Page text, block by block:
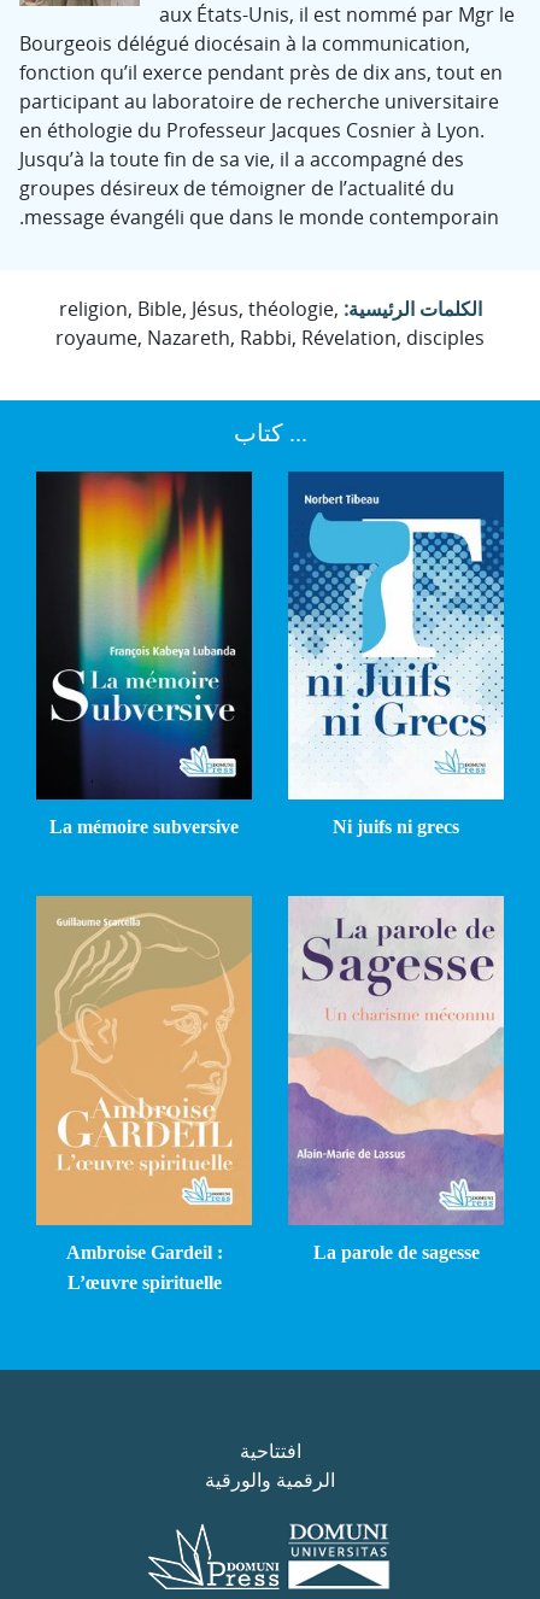
aux États-Unis, il est nommé par Mgr le
Bourgeois délégué diocésain à la communication,
fonction qu’il exerce pendant près de dix ans, tout en
participant au laboratoire de recherche universitaire
en éthologie du Professeur Jacques Cosnier à Lyon.
Jusqu’à la toute fin de sa vie, il a accompagné des
groupes désireux de témoigner de l’actualité du
message évangéli que dans le monde contemporain.
الكلمات الرئيسية: religion, Bible, Jésus, théologie,
royaume, Nazareth, Rabbi, Révelation, disciples
... كتاب
Ni juifs ni grecs
La mémoire subversive
La parole de sagesse
Ambroise Gardeil :
L’œuvre spirituelle
افتتاحية
الرقمية والورقية